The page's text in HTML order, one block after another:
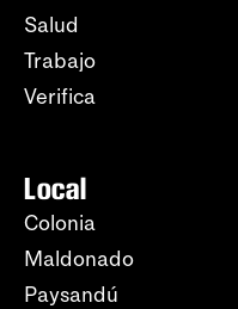
Salud
Trabajo
Verifica
Local
Colonia
Maldonado
Paysandú